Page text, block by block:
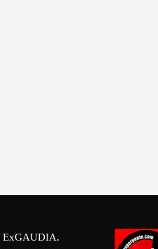
ExGAUDIA.